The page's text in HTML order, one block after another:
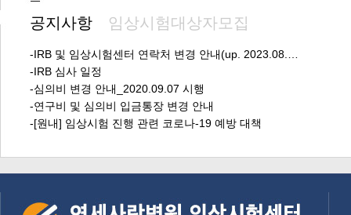
공지사항 임상시험대상자모집
-IRB 및 임상시험센터 연락처 변경 안내(up. 2023.08.…
-IRB 심사 일정
-심의비 변경 안내_2020.09.07 시행
-연구비 및 심의비 입금통장 변경 안내
-[원내] 임상시험 진행 관련 코로나-19 예방 대책